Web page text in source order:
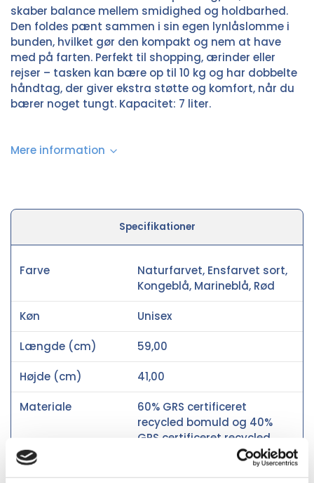
skaber balance mellem smidighed og holdbarhed.
Den foldes pænt sammen i sin egen lynlåslomme i
bunden, hvilket gør den kompakt og nem at have
med på farten. Perfekt til shopping, ærinder eller
rejser – tasken kan bære op til 10 kg og har dobbelte
håndtag, der giver ekstra støtte og komfort, når du
bærer noget tungt. Kapacitet: 7 liter.
Mere information
Specifikationer
Farve
Naturfarvet, Ensfarvet sort,
Kongeblå, Marineblå, Rød
Køn Unisex
Længde (cm) 59,00
Højde (cm) 41,00
Materiale
60% GRS certificeret
recycled bomuld og 40%
GRS certificeret recycled
polyester, 140 g/m2